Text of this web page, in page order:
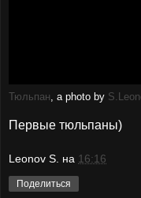
Тюльпан, a photo by
Первые тюльпаны)
Leonov S. на 16:16
Поделиться